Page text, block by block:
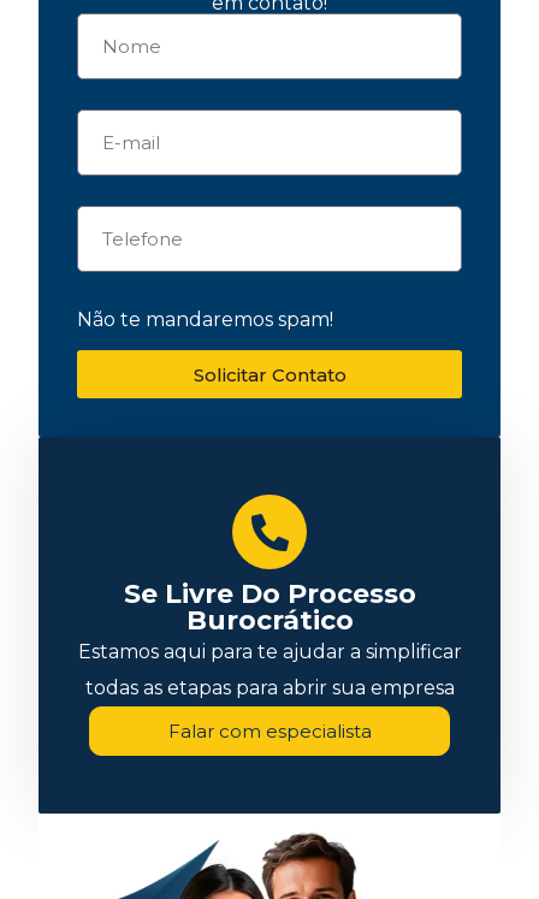
Não te mandaremos spam!
Solicitar Contato
Se Livre Do Processo
Burocrático
Estamos aqui para te ajudar a simplificar
todas as etapas para abrir sua empresa
Falar com especialista